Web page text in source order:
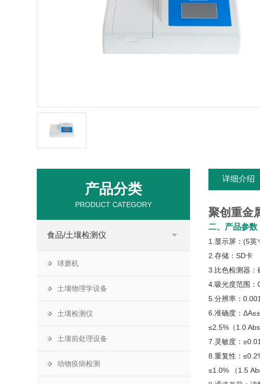
产品分类
PRODUCT CATEGORY
食品/土壤检测仪
球磨机
土壤物理学设备
土壤检测仪
土壤前处理设备
动物疫病检测
详细介绍
聚创重金
二、产品参数
1.显示屏：(5英
2.存储：SD卡
3.比色检测器：
4.吸光度范围
5.分辨率：
6.准确度：
≤2.5%（1.0
7.灵敏度：
8.重复性：
≤1.0% （1.5